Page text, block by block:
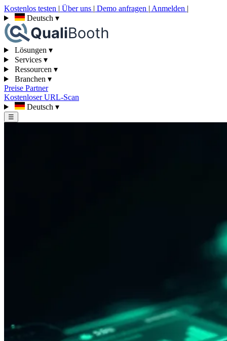
Kostenlos testen | Über uns | Demo anfragen | Anmelden |
Deutsch ▾
Lösungen ▾
Services ▾
Ressourcen ▾
Branchen ▾
Preise Partner
Kostenloser URL-Scan
Deutsch ▾
☰